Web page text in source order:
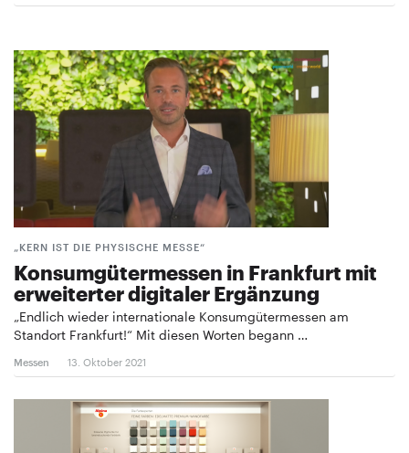
„KERN IST DIE PHYSISCHE MESSE“
Konsumgütermessen in Frankfurt mit
erweiterter digitaler Ergänzung
„Endlich wieder internationale Konsumgütermessen am
Standort Frankfurt!“ Mit diesen Worten begann …
Messen 13. Oktober 2021